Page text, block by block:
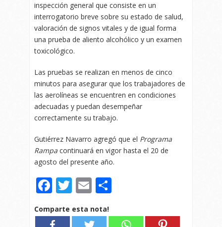
inspección general que consiste en un
interrogatorio breve sobre su estado de salud,
valoración de signos vitales y de igual forma
una prueba de aliento alcohólico y un examen
toxicológico.
Las pruebas se realizan en menos de cinco
minutos para asegurar que los trabajadores de
las aerolíneas se encuentren en condiciones
adecuadas y puedan desempeñar
correctamente su trabajo.
Gutiérrez Navarro agregó que el Programa
Rampa continuará en vigor hasta el 20 de
agosto del presente año.
Facebook
Twitter
Email
Comparte esta nota!